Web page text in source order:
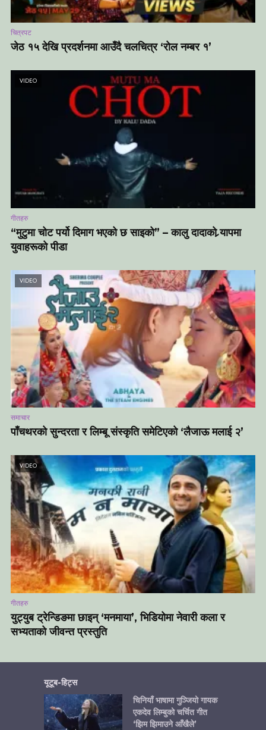
चित्रपट
जेठ १५ देखि प्रदर्शनमा आउँदै चलचित्र ‘रोल नम्बर १’
VIDEO
गीतहरु
“मुटुमा चोट पर्यो दिमाग भएको छ साइको” – कालु दादाको र्‍यापमा
युवाहरूको पीडा
VIDEO
समाचार
पाँचथरको सुन्दरता र लिम्बू संस्कृति समेटिएको ‘लैजाऊ मलाई २’
VIDEO
गीतहरु
युट्युब ट्रेन्डिङमा छाइन् ‘मनमाया’, भिडियोमा नेवारी कला र
सभ्यताको जीवन्त प्रस्तुति
यूटूब-हिट्स
चिनियाँ भाषामा गुञ्जियो गायक
एकदेव लिम्बुको चर्चित गीत
‘झिम झिमाउने आँखैले’